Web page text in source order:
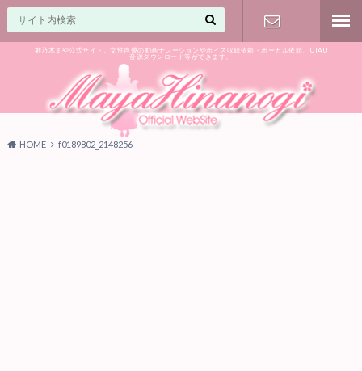
雛乃木まや公式サイト。女性声優の動画ナレーションやボイス収録依頼・ボーカル依頼、UTAU
音源ダウンロード等ができます。
気軽に♪
HOME f0189802_2148256